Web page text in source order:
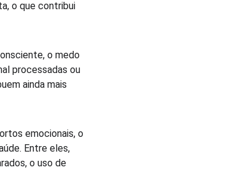
o que contribui
o medo
processadas ou
ainda mais
emocionais, o
Entre eles,
o uso de